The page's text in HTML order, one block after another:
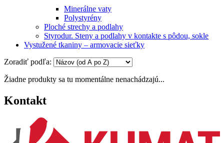
Minerálne vaty
Polystyrény
Ploché strechy a podlahy
Styrodur. Steny a podlahy v kontakte s pôdou, sokle
Vystužené tkaniny – armovacie sieťky
Zoradiť podľa:
Žiadne produkty sa tu momentálne nenachádzajú...
Kontakt